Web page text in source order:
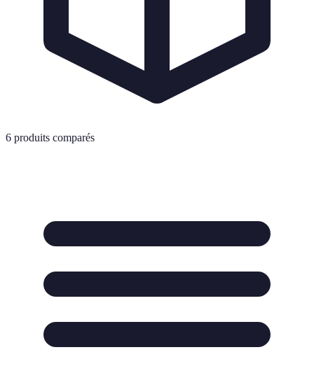
6 produits comparés